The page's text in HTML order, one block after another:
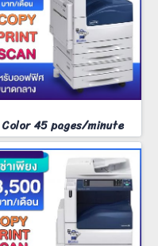
Color 45 pages/minute